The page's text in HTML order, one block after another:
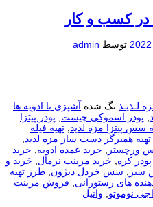
کسب و کار
توسط admin
لـذیـذ تگ شده آشپزی با ادویه ها
پودر اسموکی چیست
پودر پیتزا
سس پیتزا مزه لذیذ
تهیه فیله
تهیه همیرگر دست ساز مزه لذیذ
ورچستر خرید عمده ادویه
خرید
کره خرید مرینت نرمال
خرید و
سیر سس خردل دیژون طرز تهیه
های رستورانی
فروش مرینت
نوموتو وانیل